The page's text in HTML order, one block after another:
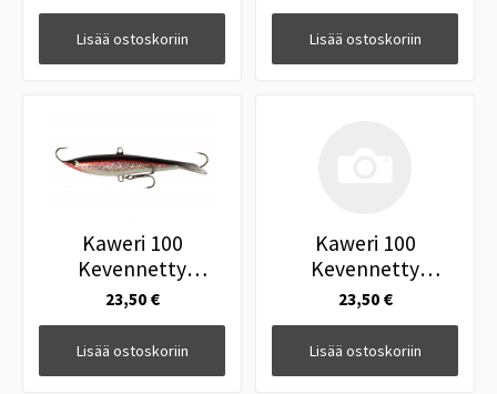
Lisää ostoskoriin Lisää ostoskoriin
Kaweri 100
Kevennetty
Tasapainopilkki IH3
23,50 €
Lisää ostoskoriin
Kaweri 100
Kevennetty
Tasapainopilkki
Muikku Niinivesi
23,50 €
Lisää ostoskoriin